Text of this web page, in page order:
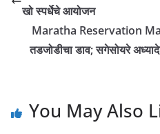
खो स्पर्धेचे आयोजन
Maratha Reservation
तडजोडीचा डाव; सगेसोयरे
You May Also